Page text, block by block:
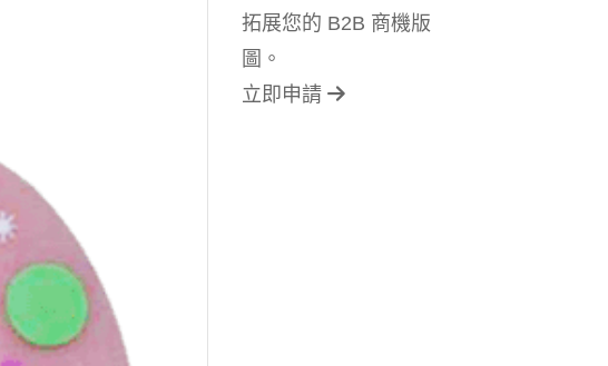
拓展您的 B2B 商機版
圖。
立即申請